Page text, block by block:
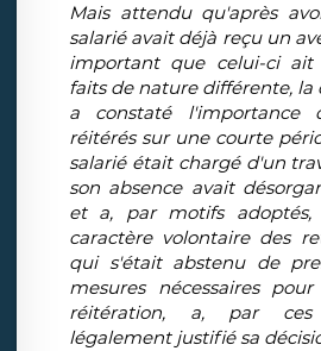
Mais attendu qu'après
salarié avait déjà reçu un
important que celui-ci ait
faits de nature différente, la
a constaté l'importance
réitérés sur une courte
salarié était chargé d'un
son absence avait
et a, par motifs
caractère volontaire des
qui s'était abstenu de
mesures nécessaires
réitération, a, par ces
légalement justifié sa